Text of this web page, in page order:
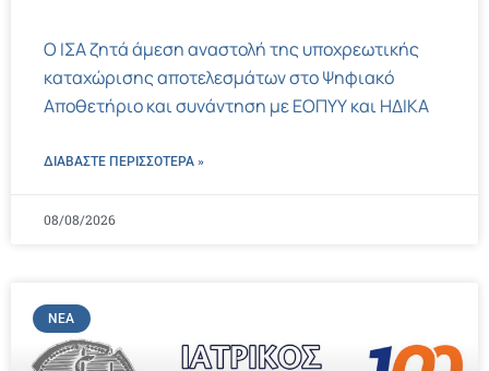
Ο ΙΣΑ ζητά άμεση αναστολή της υποχρεωτικής
καταχώρισης αποτελεσμάτων στο Ψηφιακό
Αποθετήριο και συνάντηση με ΕΟΠΥΥ και ΗΔΙΚΑ
ΔΙΑΒΑΣΤΕ ΠΕΡΙΣΣΌΤΕΡΑ »
08/08/2026
ΝΈΑ